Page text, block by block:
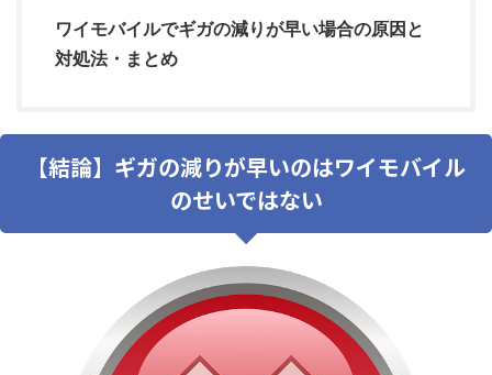
ワイモバイルでギガの減りが早い場合の原因と
対処法・まとめ
【結論】ギガの減りが早いのはワイモバイル
のせいではない